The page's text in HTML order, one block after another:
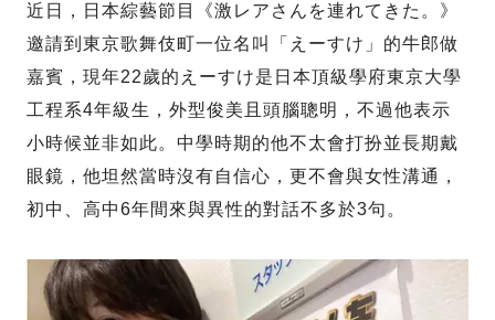
近日，日本綜藝節目《激レアさんを連れてきた。》
邀請到東京歌舞伎町一位名叫「えーすけ」的牛郎做
嘉賓，現年22歲的えーすけ是日本頂級學府東京大學
工程系4年級生，外型俊美且頭腦聰明，不過他表示
小時候並非如此。中學時期的他不太會打扮並長期戴
眼鏡，他坦然當時沒有自信心，更不會與女性溝通，
初中、高中6年間來與異性的對話不多於3句。